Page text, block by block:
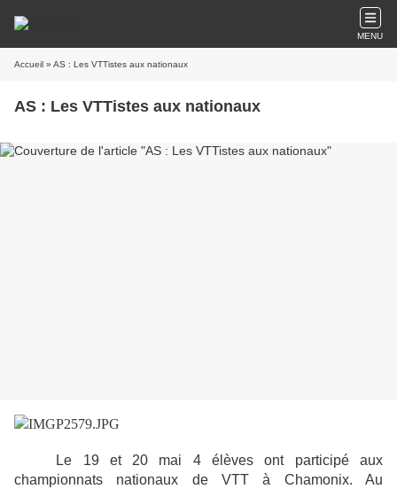
MENU
Accueil » AS : Les VTTistes aux nationaux
AS : Les VTTistes aux nationaux
Le 19 et 20 mai 4 élèves ont participé aux
championnats nationaux de VTT à Chamonix. Au